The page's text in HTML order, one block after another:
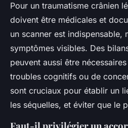
Pour un traumatisme crânien
doivent être médicales et
un scanner est indispensable,
symptômes visibles. Des
peuvent aussi être
troubles cognitifs ou de
sont cruciaux pour établir un
les séquelles, et éviter que le